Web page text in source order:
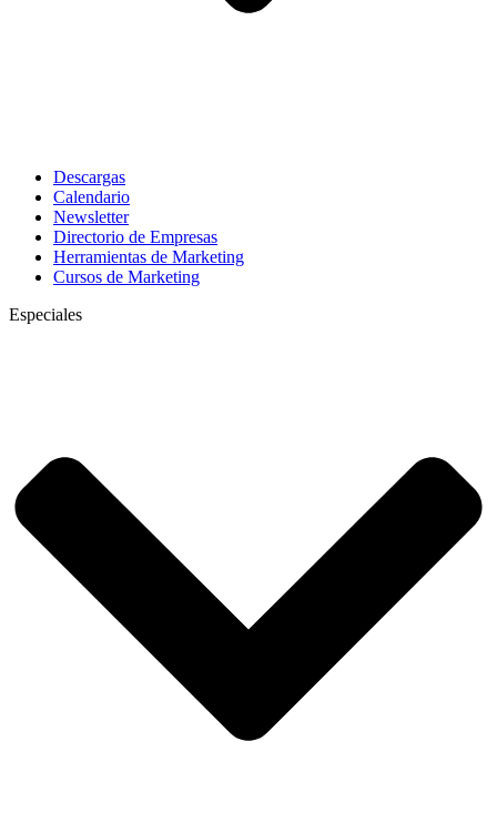
Descargas
Calendario
Newsletter
Directorio de Empresas
Herramientas de Marketing
Cursos de Marketing
Especiales